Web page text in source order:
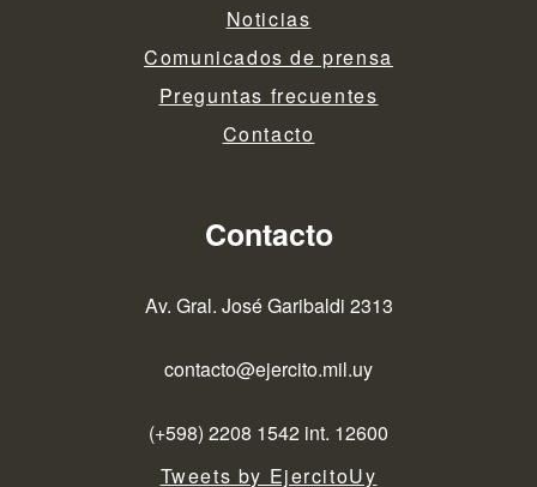
Noticias
Comunicados de prensa
Preguntas frecuentes
Contacto
Contacto
Av. Gral. José Garibaldi 2313
contacto@ejercito.mil.uy
(+598) 2208 1542 int. 12600
Tweets by EjercitoUy